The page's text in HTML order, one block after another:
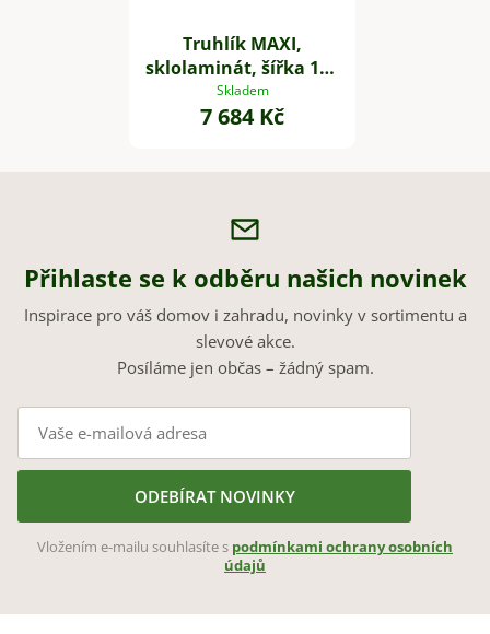
Truhlík MAXI,
sklolaminát, šířka 100
cm, bílý mat
Skladem
7 684 Kč
Přihlaste se k odběru našich novinek
Inspirace pro váš domov i zahradu, novinky v sortimentu a
slevové akce.
Posíláme jen občas – žádný spam.
ODEBÍRAT NOVINKY
Vložením e-mailu souhlasíte s podmínkami ochrany osobních
údajů